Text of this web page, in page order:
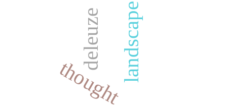
deleuze landscape
thought